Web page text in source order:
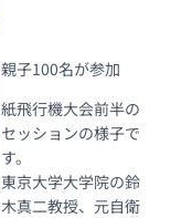
親子100名が参加
紙飛行機大会前半の
セッションの様子で
す。
東京大学大学院の鈴
木真二教授、元自衛